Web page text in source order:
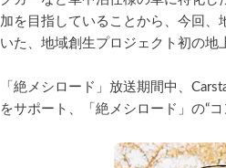
加を目指していることから、今回、
いた、地域創生プロジェクト初の地
「絶メシロード」放送期間中、
をサポート、「絶メシロード」の“